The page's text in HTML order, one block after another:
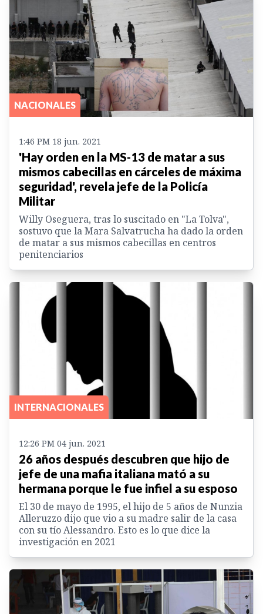
NACIONALES
1:46 PM 18 jun. 2021
'Hay orden en la MS-13 de matar a sus
mismos cabecillas en cárceles de máxima
seguridad', revela jefe de la Policía
Militar
Willy Oseguera, tras lo suscitado en "La Tolva",
sostuvo que la Mara Salvatrucha ha dado la orden
de matar a sus mismos cabecillas en centros
penitenciarios
INTERNACIONALES
12:26 PM 04 jun. 2021
26 años después descubren que hijo de
jefe de una mafia italiana mató a su
hermana porque le fue infiel a su esposo
El 30 de mayo de 1995, el hijo de 5 años de Nunzia
Alleruzzo dijo que vio a su madre salir de la casa
con su tío Alessandro. Esto es lo que dice la
investigación en 2021